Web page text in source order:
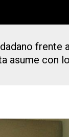
frente
asume con